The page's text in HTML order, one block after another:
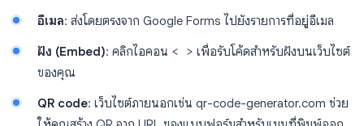
อีเมล: ส่งโดยตรงจาก Google Forms ไปยังรายการที่อยู่อีเมล
ฝัง (Embed): คลิกไอคอน < > เพื่อรับโค้ดสำหรับฝังบนเว็บไซต์
ของคุณ
QR code: เว็บไซต์ภายนอกเช่น qr-code-generator.com ช่วย